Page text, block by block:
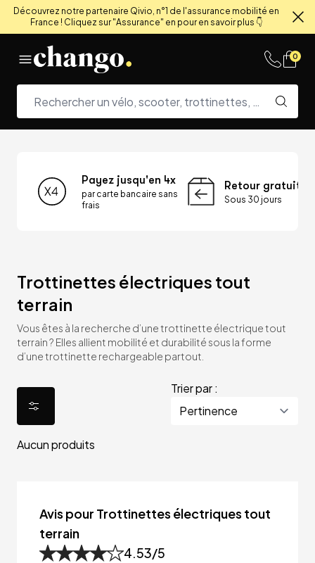
Découvrez notre partenaire Qivio, n°1 de l'assurance mobilité en
France ! Cliquez sur "Assurance" en pour en savoir plus 👇
0
Payez jusqu'en 4x
par carte bancaire sans
frais
Retour gratuit
Sous 30 jours
Trottinettes électriques tout
terrain
Vous êtes à la recherche d’une trottinette électrique tout
terrain ? Elles allient mobilité et durabilité sous la forme
d’une trottinette rechargeable partout.
Trier par :
Aucun produits
Avis pour Trottinettes électriques tout
terrain
4.53/5